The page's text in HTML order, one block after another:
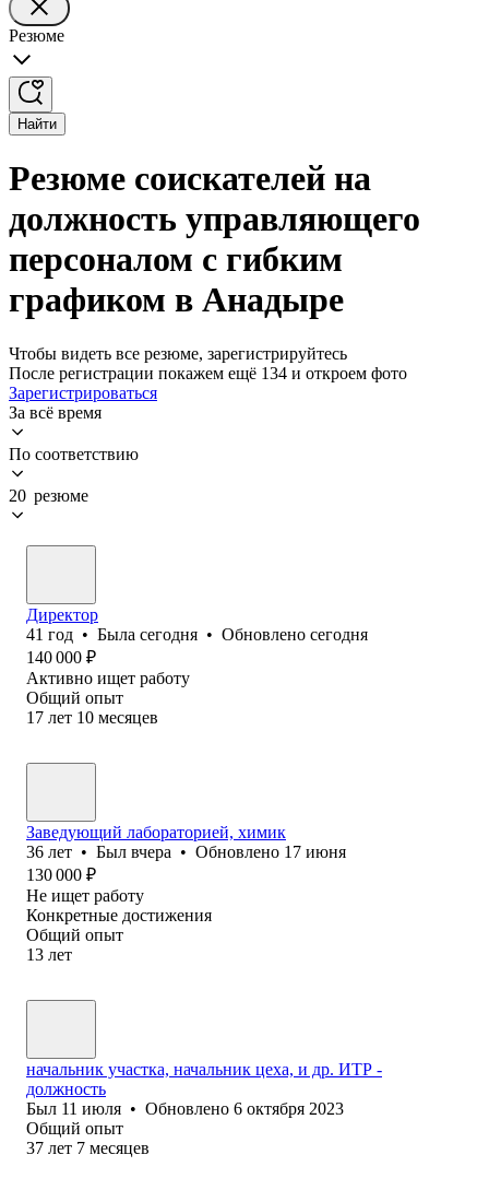
Резюме
Найти
Резюме соискателей на
должность управляющего
персоналом с гибким
графиком в Анадыре
Чтобы видеть все резюме, зарегистрируйтесь
После регистрации покажем ещё 134 и откроем фото
Зарегистрироваться
За всё время
По соответствию
20 резюме
Директор
41 год • Была сегодня • Обновлено сегодня
140 000 ₽
Активно ищет работу
Общий опыт
17 лет 10 месяцев
Заведующий лабораторией, химик
36 лет • Был вчера • Обновлено 17 июня
130 000 ₽
Не ищет работу
Конкретные достижения
Общий опыт
13 лет
начальник участка, начальник цеха, и др. ИТР -
должность
Был 11 июля • Обновлено 6 октября 2023
Общий опыт
37 лет 7 месяцев